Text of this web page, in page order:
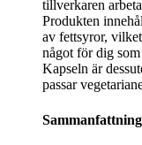
tillverkaren
Produkten
av fettsyror,
något för dig
Kapseln är
passar
Sammanfattning